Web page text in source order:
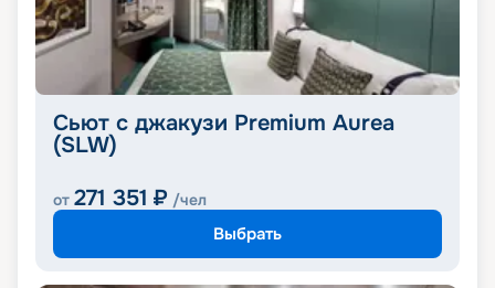
Сьют с джакузи Premium Aurea
(SLW)
от 271 351 ₽ /чел
Выбрать